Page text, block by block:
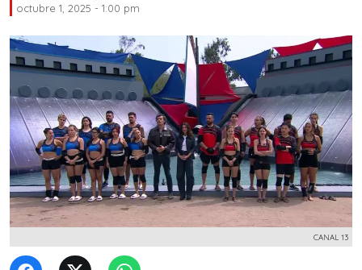
octubre 1, 2025 - 1:00 pm
CANAL 13